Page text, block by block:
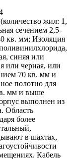
жил: 1,
сечением 2,5-
кв. мм; Изоляция
синяя или
или черная, или
70 кв. мм и
полотно для
мм и выше
выполнен из
Область
более
в шахтах,
Кабель